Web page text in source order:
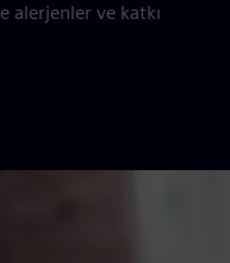
alerjenler ve katkı